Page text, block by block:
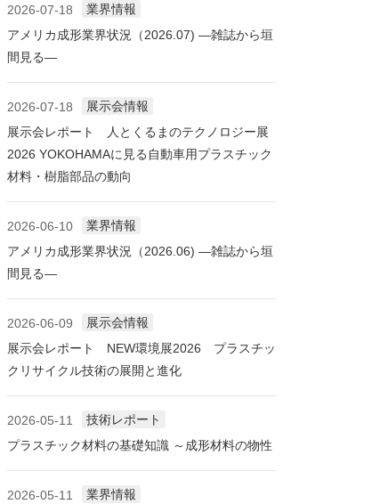
2026-07-18
業界情報
アメリカ成形業界状況（2026.07) ―雑誌から垣
間見る―
2026-07-18
展示会情報
展示会レポート 人とくるまのテクノロジー展
2026 YOKOHAMAに見る自動車用プラスチック
材料・樹脂部品の動向
2026-06-10
業界情報
アメリカ成形業界状況（2026.06) ―雑誌から垣
間見る―
2026-06-09
展示会情報
展示会レポート NEW環境展2026 プラスチッ
クリサイクル技術の展開と進化
2026-05-11
技術レポート
プラスチック材料の基礎知識 ～成形材料の物性
2026-05-11
業界情報